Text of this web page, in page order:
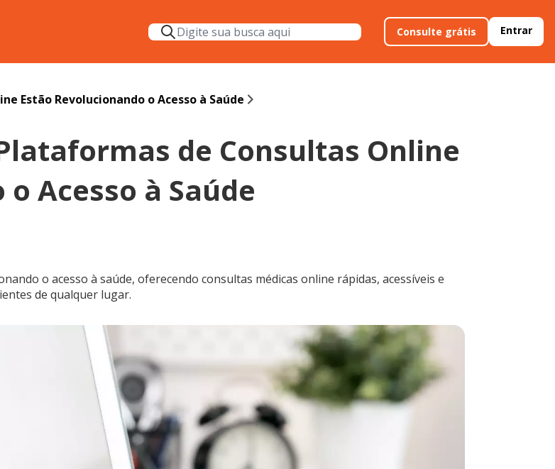
Consulte grátis Entrar
Estão Revolucionando o Acesso à Saúde
de Consultas Online
Acesso à Saúde
o acesso à saúde, oferecendo consultas médicas online rápidas, acessíveis e
de qualquer lugar.